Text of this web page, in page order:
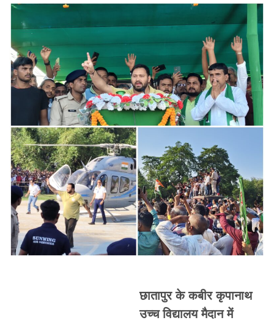
छातापुर के कबीर कृपानाथ
उच्च विद्यालय मैदान में